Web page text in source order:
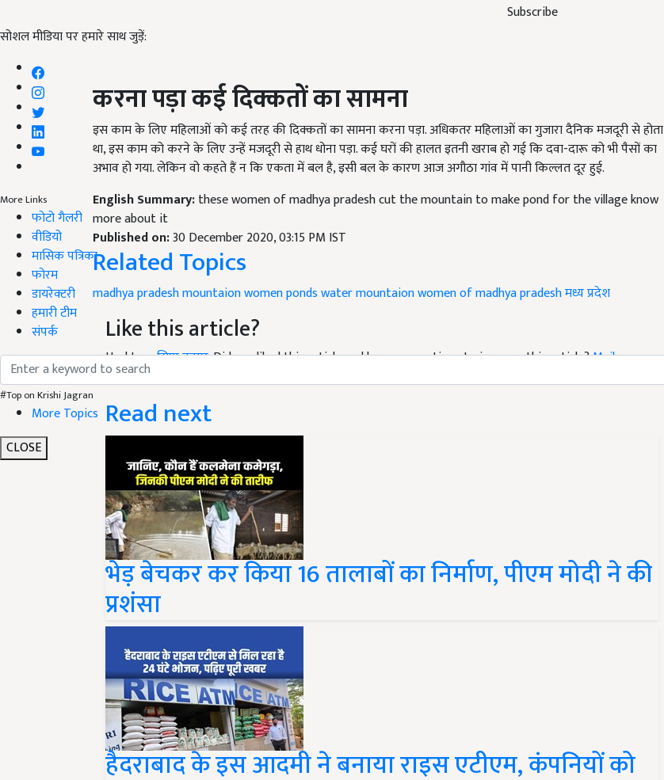
Subscribe
सोशल मीडिया पर हमारे साथ जुड़ें:
More Links
फोटो गैलरी
वीडियो
मासिक पत्रिका
फोरम
डायरेक्टरी
हमारी टीम
संपर्क
#Top on Krishi Jagran
More Topics
CLOSE
करना पड़ा कई दिक्कतों का सामना
इस काम के लिए महिलाओं को कई तरह की दिक्कतों का सामना करना पड़ा. अधिकतर महिलाओं का गुजारा दैनिक मजदूरी से होता
था, इस काम को करने के लिए उन्हें मजदूरी से हाथ धोना पड़ा. कई घरों की हालत इतनी खराब हो गई कि दवा-दारू को भी पैसों का
अभाव हो गया. लेकिन वो कहते हैं न कि एकता में बल है, इसी बल के कारण आज अगौठा गांव में पानी किल्लत दूर हुई.
English Summary:these women of madhya pradesh cut the mountain to make pond for the village know
more about it
Published on:30 December 2020, 03:15 PM IST
Related Topics
madhya pradeshmountaion womenponds watermountaion women of madhya pradeshमध्य प्रदेश
Like this article?
Hey! I amसिप्पू कुमार. Did you liked this article and have suggestions to improve this article?Mailme
your suggestions and feedback.
Read next
भेड़ बेचकर कर किया 16 तालाबों का निर्माण, पीएम मोदी ने की
प्रशंसा
हैदराबाद के इस आदमी ने बनाया राइस एटीएम, कंपनियों को